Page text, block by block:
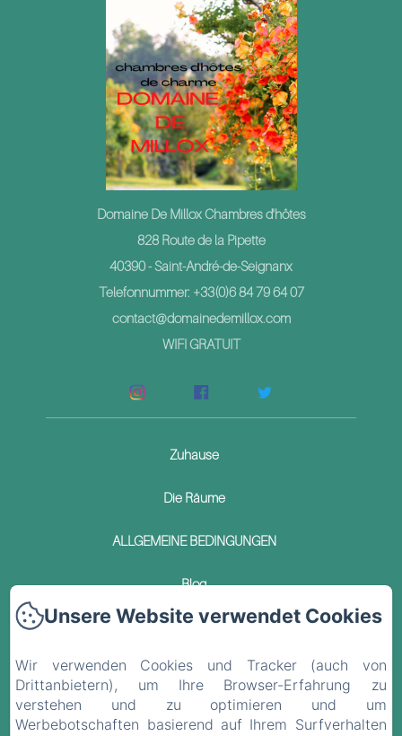
Domaine De Millox Chambres d'hôtes
828 Route de la Pipette
40390 - Saint-André-de-Seignanx
Telefonnummer: +33(0)6 84 79 64 07
contact@domainedemillox.com
WIFI GRATUIT
Zuhause
Die Räume
ALLGEMEINE BEDINGUNGEN
Blog
Kontakt
Datenschutzerklärung
Rechtliche Informationen
Unsere Website verwendet Cookies
Wir verwenden Cookies und Tracker (auch von
Drittanbietern), um Ihre Browser-Erfahrung zu
verstehen und zu optimieren und um
Werbebotschaften basierend auf Ihrem Surfverhalten